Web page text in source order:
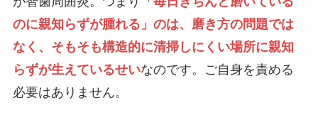
のに親知らずが腫れる」のは、磨き方の問題では
なく、そもそも構造的に清掃しにくい場所に親知
らずが生えているせいなのです。ご自身を責める
必要はありません。